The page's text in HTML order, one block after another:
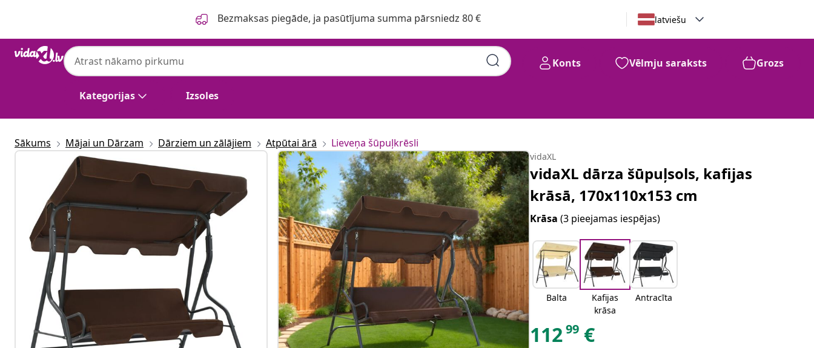
Bezmaksas piegāde, ja pasūtījuma summa pārsniedz 80 € latviešu
Kategorijas Izsoles
Konts Vēlmju saraksts Grozs
Sākums Mājai un Dārzam Dārziem un zālājiem Atpūtai ārā Lieveņa šūpuļkrēsli
vidaXL
vidaXL dārza šūpuļsols, kafijas
krāsā, 170x110x153 cm
Krāsa(3 pieejamas iespējas)
Balta
Kafijas
krāsa
Antracīta
11299 €